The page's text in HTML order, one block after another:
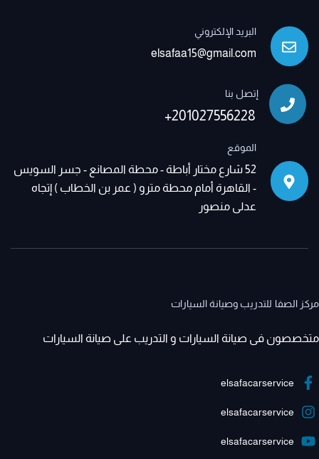
البريد الإلكتروني
elsafaa15@gmail.com
إتصل بنا
+201027556228
الموقع
52 شارع مختار أباطة - محطة المصانع - جسر السويس
- القاهرة أمام محطة مترو ( عمر بن الخطاب ) إتجاه
عدلى منصور
مركز الصفا للتدريب وصيانة السيارات
متخصصون فى صيانة السيارات و التدريب على صيانة السيارات
elsafacarservice
elsafacarservice
elsafacarservice